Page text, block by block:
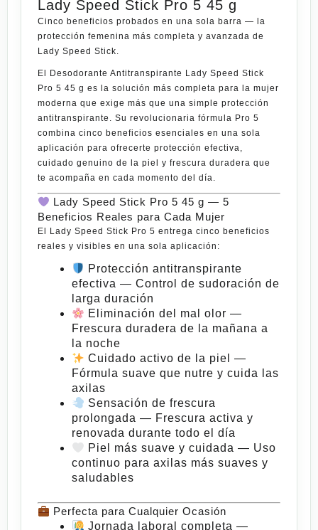
Lady Speed Stick Pro 5 45 g
Cinco beneficios probados en una sola barra — la
protección femenina más completa y avanzada de
Lady Speed Stick.
El
Desodorante Antitranspirante Lady Speed Stick
Pro 5 45 g es la solución más completa para la mujer
moderna que exige más que una simple protección
antitranspirante. Su revolucionaria fórmula Pro 5
combina cinco beneficios esenciales en una sola
aplicación para ofrecerte protección efectiva,
cuidado genuino de la piel y frescura duradera que
te acompaña en cada momento del día.
Lady Speed Stick Pro 5 45 g — 5
Beneficios Reales para Cada Mujer
El Lady Speed Stick Pro 5 entrega cinco beneficios
reales y visibles en una sola aplicación:
Protección antitranspirante
efectiva — Control de sudoración de
larga duración
Eliminación del mal olor —
Frescura duradera de la mañana a
la noche
Cuidado activo de la piel
—
Fórmula suave que nutre y cuida las
axilas
Sensación de frescura
prolongada — Frescura activa y
renovada durante todo el día
Piel más suave y cuidada — Uso
continuo para axilas más suaves y
saludables
Perfecta para Cualquier Ocasión
Jornada laboral completa —